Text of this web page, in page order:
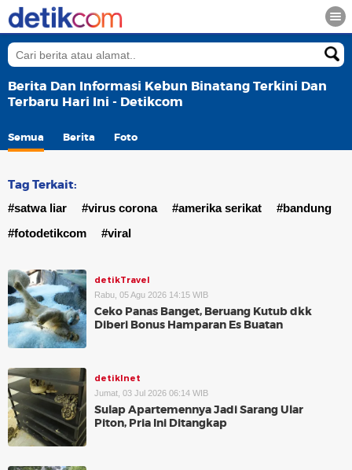
Berita Dan Informasi Kebun Binatang Terkini Dan
Terbaru Hari Ini - Detikcom
Semua Berita Foto
Tag Terkait:
#satwa liar #virus corona #amerika serikat
#bandung
#fotodetikcom
#viral
detikTravel
Rabu, 05 Agu 2026 14:15 WIB
Ceko Panas Banget, Beruang Kutub dkk
Diberi Bonus Hamparan Es Buatan
detikInet
Jumat, 03 Jul 2026 06:14 WIB
Sulap Apartemennya Jadi Sarang Ular
Piton, Pria Ini Ditangkap